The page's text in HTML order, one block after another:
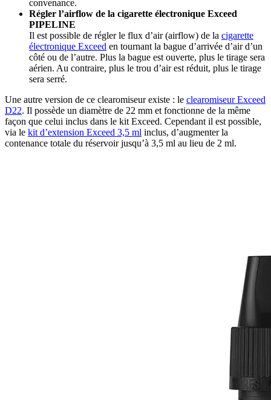
convenance.
Régler l’airflow de la cigarette électronique Exceed
PIPELINE
Il est possible de régler le flux d’air (airflow) de la cigarette
électronique Exceed en tournant la bague d’arrivée d’air d’un
côté ou de l’autre. Plus la bague est ouverte, plus le tirage sera
aérien. Au contraire, plus le trou d’air est réduit, plus le tirage
sera serré.
Une autre version de ce clearomiseur existe : le clearomiseur Exceed
D22. Il possède un diamètre de 22 mm et fonctionne de la même
façon que celui inclus dans le kit Exceed. Cependant il est possible,
via le kit d’extension Exceed 3,5 ml inclus, d’augmenter la
contenance totale du réservoir jusqu’à 3,5 ml au lieu de 2 ml.